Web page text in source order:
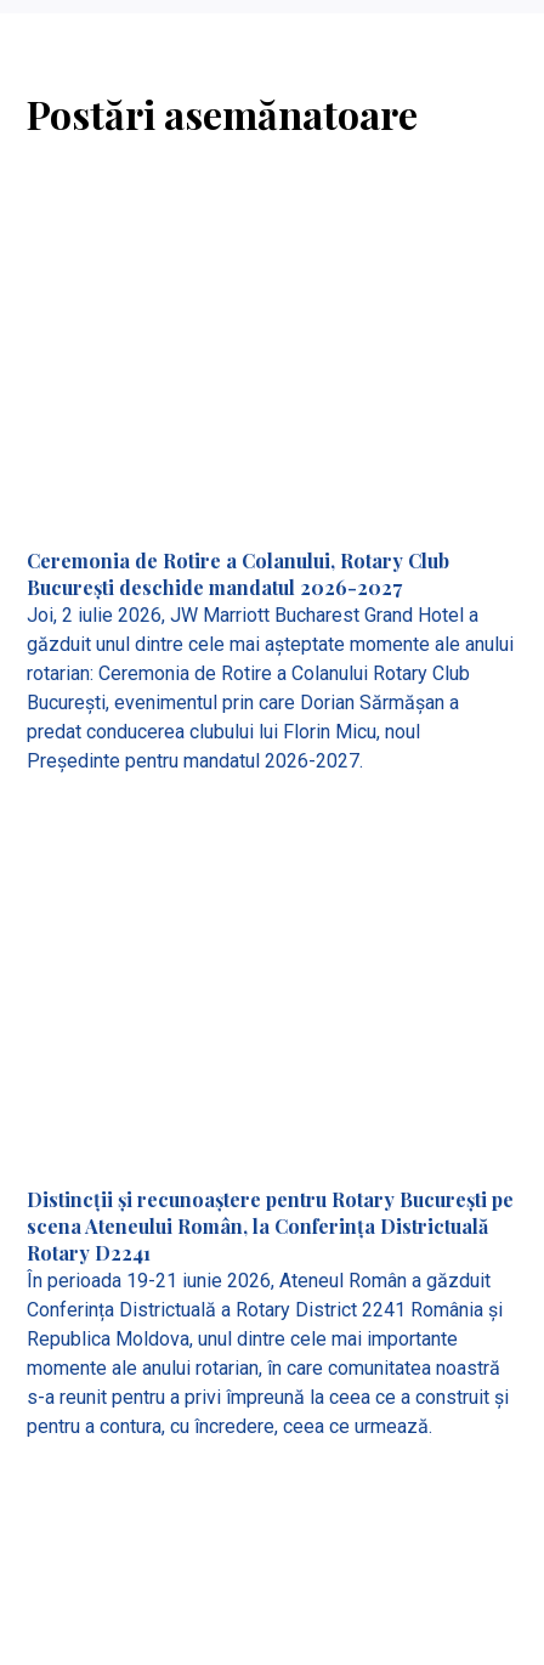
Postări asemănatoare
Ceremonia de Rotire a Colanului, Rotary Club
București deschide mandatul 2026-2027
Joi, 2 iulie 2026, JW Marriott Bucharest Grand Hotel a
găzduit unul dintre cele mai așteptate momente ale anului
rotarian: Ceremonia de Rotire a Colanului Rotary Club
București, evenimentul prin care Dorian Sărmășan a
predat conducerea clubului lui Florin Micu, noul
Președinte pentru mandatul 2026-2027.
Distincții și recunoaștere pentru Rotary București pe
scena Ateneului Român, la Conferința Districtuală
Rotary D2241
În perioada 19-21 iunie 2026, Ateneul Român a găzduit
Conferința Districtuală a Rotary District 2241 România și
Republica Moldova, unul dintre cele mai importante
momente ale anului rotarian, în care comunitatea noastră
s-a reunit pentru a privi împreună la ceea ce a construit și
pentru a contura, cu încredere, ceea ce urmează.